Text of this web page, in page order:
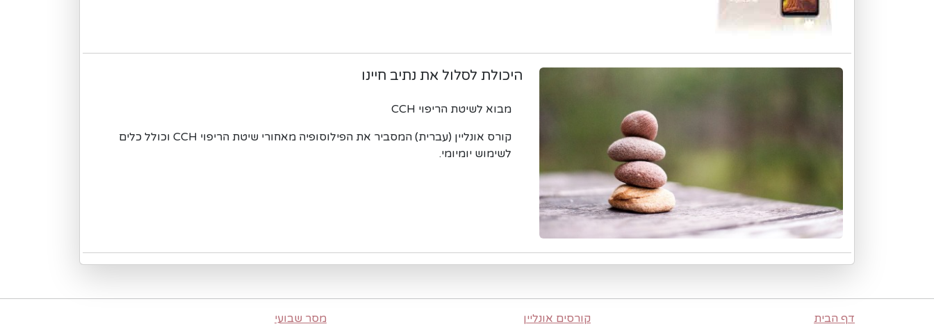
היכולת לסלול את נתיב חיינו
מבוא לשיטת הריפוי CCH
קורס אונליין (עברית) המסביר את הפילוסופיה מאחורי שיטת הריפוי CCH וכולל כלים
לשימוש יומיומי.
דף הבית
קורסים אונליין
מסר שבועי